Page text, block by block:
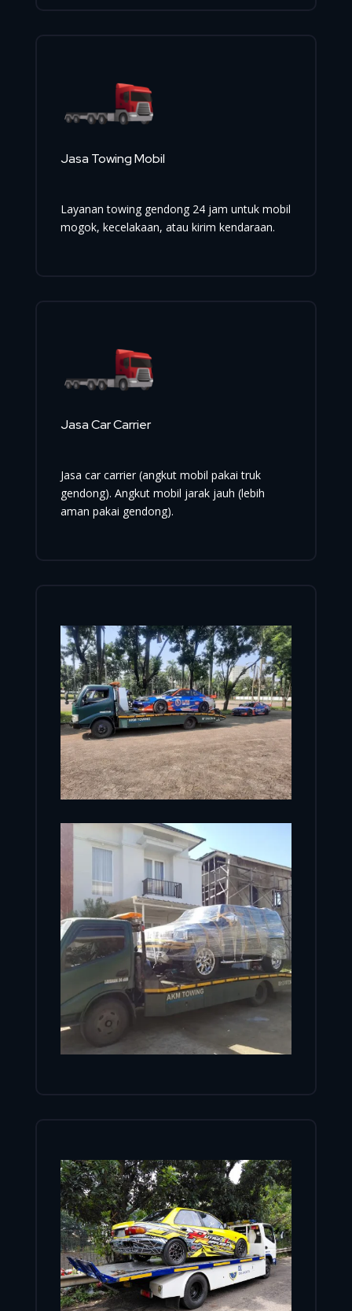
Jasa Towing Mobil
Layanan towing gendong 24 jam untuk mobil
mogok, kecelakaan, atau kirim kendaraan.
Jasa Car Carrier
Jasa car carrier (angkut mobil pakai truk
gendong). Angkut mobil jarak jauh (lebih
aman pakai gendong).